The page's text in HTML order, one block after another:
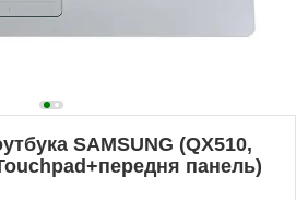
SAMSUNG (QX510,
панель)